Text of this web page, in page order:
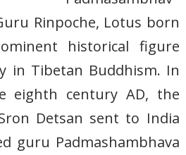
Rinpoche, Lotus born
historical figure
in Tibetan Buddhism. In
eighth century AD, the
Detsan sent to India
guru Padmashambhava